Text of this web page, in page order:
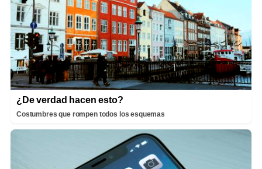
¿De verdad hacen esto?
Costumbres que rompen todos los esquemas